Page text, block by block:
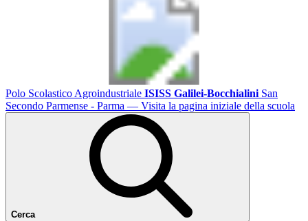
Polo Scolastico Agroindustriale ISISS Galilei-Bocchialini San
Secondo Parmense - Parma — Visita la pagina iniziale della scuola
Cerca